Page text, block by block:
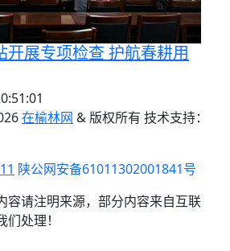
开展专项检查 护航春耕用
在榆林网 & 版权所有 技术支持：
陕公网安备61011302001841号
容请注明来源，部分内容来自互联
处理！